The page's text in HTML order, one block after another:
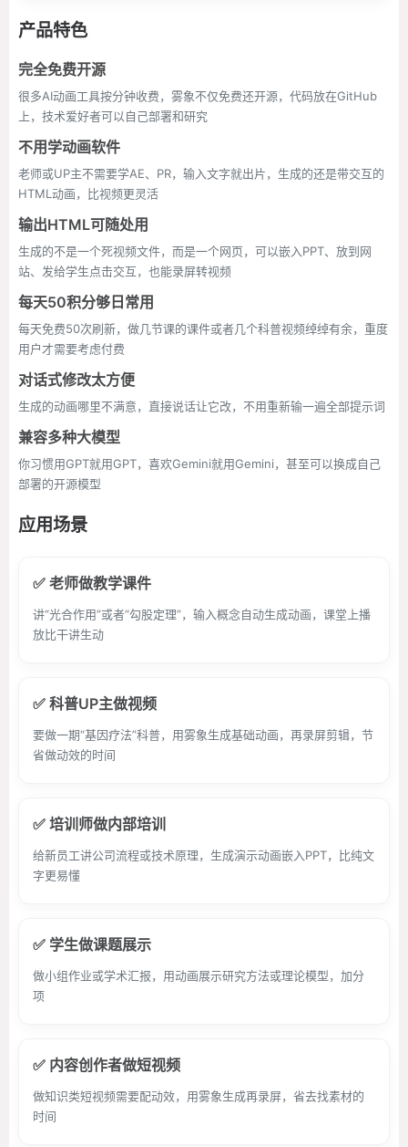
产品特色
完全免费开源
很多AI动画工具按分钟收费，雾象不仅免费还开源，代码放在GitHub
上，技术爱好者可以自己部署和研究
不用学动画软件
老师或UP主不需要学AE、PR，输入文字就出片，生成的还是带交互的
HTML动画，比视频更灵活
输出HTML可随处用
生成的不是一个死视频文件，而是一个网页，可以嵌入PPT、放到网
站、发给学生点击交互，也能录屏转视频
每天50积分够日常用
每天免费50次刷新，做几节课的课件或者几个科普视频绰绰有余，重度
用户才需要考虑付费
对话式修改太方便
生成的动画哪里不满意，直接说话让它改，不用重新输一遍全部提示词
兼容多种大模型
你习惯用GPT就用GPT，喜欢Gemini就用Gemini，甚至可以换成自己
部署的开源模型
应用场景
✅ 老师做教学课件
讲“光合作用”或者“勾股定理”，输入概念自动生成动画，课堂上播
放比干讲生动
✅ 科普UP主做视频
要做一期“基因疗法”科普，用雾象生成基础动画，再录屏剪辑，节
省做动效的时间
✅ 培训师做内部培训
给新员工讲公司流程或技术原理，生成演示动画嵌入PPT，比纯文
字更易懂
✅ 学生做课题展示
做小组作业或学术汇报，用动画展示研究方法或理论模型，加分
项
✅ 内容创作者做短视频
做知识类短视频需要配动效，用雾象生成再录屏，省去找素材的
时间